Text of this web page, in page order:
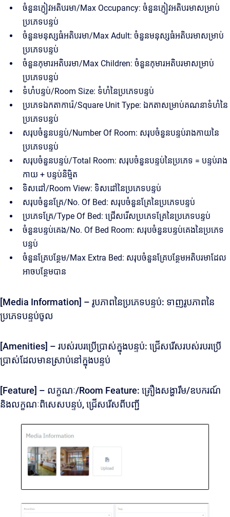
ចំនួនភ្ញៀវអតិបរមា/Max Occupancy: ចំនួនភ្ញៀវអតិបរមាសម្រាប់
ប្រភេទបន្ទប់
ចំនួនមនុស្សធំអតិបរមា/Max Adult: ចំនួនមនុស្សធំអតិបរមាសម្រាប់
ប្រភេទបន្ទប់
ចំនួនកុមារអតិបរមា/Max Children: ចំនួនកុមារអតិបរមាសម្រាប់
ប្រភេទបន្ទប់
ទំហំបន្ទប់/Room Size: ទំហំនៃប្រភេទបន្ទប់
ប្រភេទឯកតាការ៉េ/Square Unit Type: ឯកតាសម្រាប់គណនាទំហំនៃ
ប្រភេទបន្ទប់
សរុបចំនួនបន្ទប់/Number Of Room: សរុបចំនួនបន្ទប់រាងកាយនៃ
ប្រភេទបន្ទប់
សរុបចំនួនបន្ទប់/Total Room: សរុបចំនួនបន្ទប់នៃប្រភេទ = បន្ទប់រាង
កាយ + បន្ទប់និម្មិត
ទិសដៅ/Room View: ទិសដៅនៃប្រភេទបន្ទប់
សរុបចំនួនគ្រែ/No. Of Bed: សរុបចំនួនគ្រែនៃប្រភេទបន្ទប់
ប្រភេទគ្រែ/Type Of Bed: ជ្រើសរើសប្រភេទគ្រែនៃប្រភេទបន្ទប់
ចំនួនបន្ទប់គេង/No. Of Bed Room: សរុបចំនួនបន្ទប់គេងនៃប្រភេទ
បន្ទប់
ចំនួនគ្រែបន្ថែម/Max Extra Bed: សរុបចំនួនគ្រែបន្ថែមអតិបរមាដែល
អាចបន្ថែមបាន
[Media Information] – រូបភាពនៃប្រភេទបន្ទប់: ទាញរូបភាពនៃ
ប្រភេទបន្ទប់ចូល
[Amenities] – របស់របរប្រើប្រាស់ក្នុងបន្ទប់: ជ្រើសរើសរបស់របរប្រើ
ប្រាស់ដែលមានស្រាប់នៅក្នុងបន្ទប់
[Feature] – លក្ខណៈ/Room Feature: គ្រឿងសង្ហារឹម/ឧបករណ៍
និងលក្ខណៈពិសេសបន្ទប់, ជ្រើសរើសពីបញ្ជី